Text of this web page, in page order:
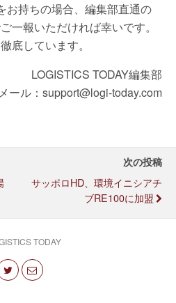
お持ちの場合、編集部直通の
一報いただければ幸いです。
底しています。
LOGISTICS TODAY編集部
メール：support@logi-today.com
次の投稿
サッポロHD、環境イニシアチ
ブRE100に加盟
TODAY